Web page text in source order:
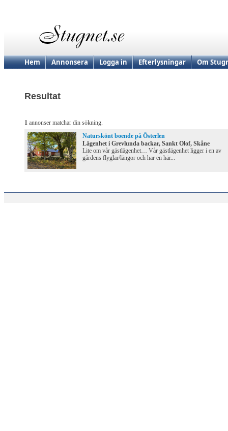
Hem Annonsera Logga in Efterlysningar Om
Resultat
1 annonser matchar din sökning.
Naturskönt boende på Österlen
Lägenhet i Grevlunda backar, Sankt Olof, Skåne
Lite om vår gästlägenhet… Vår gästlägenhet ligger i en av
gårdens flyglar/längor och har en här...